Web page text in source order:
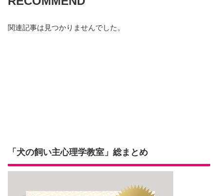
関連記事は見つかりませんでした。
「犬の飼い主心理学教室」総まとめ